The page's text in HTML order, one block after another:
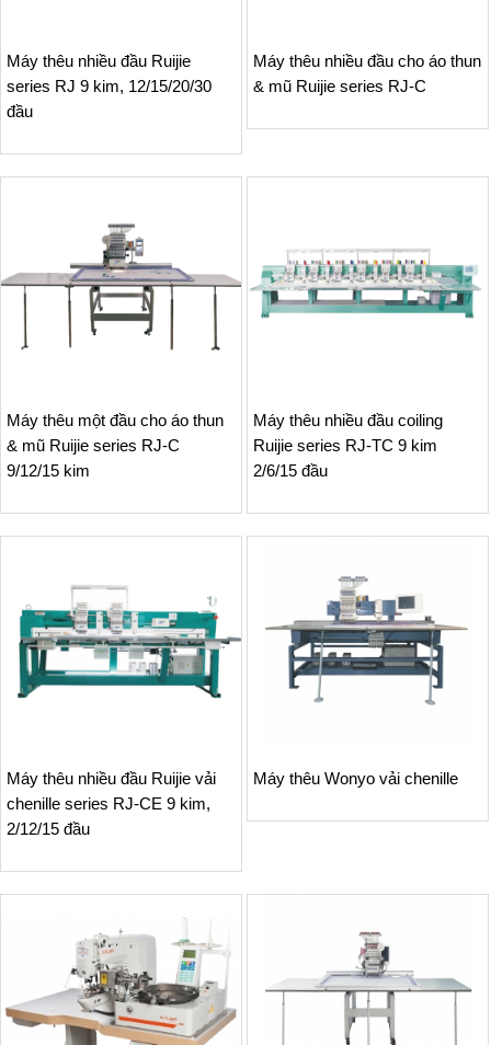
Máy thêu nhiều đầu Ruijie
series RJ 9 kim, 12/15/20/30
đầu
Máy thêu nhiều đầu cho áo thun
& mũ Ruijie series RJ-C
Máy thêu một đầu cho áo thun
& mũ Ruijie series RJ-C
9/12/15 kim
Máy thêu nhiều đầu coiling
Ruijie series RJ-TC 9 kim
2/6/15 đầu
Máy thêu nhiều đầu Ruijie vải
chenille series RJ-CE 9 kim,
2/12/15 đầu
Máy thêu Wonyo vải chenille